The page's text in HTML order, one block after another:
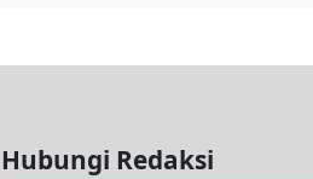
Hubungi Redaksi